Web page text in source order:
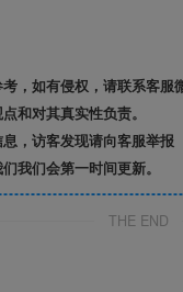
，如有侵权，请联系客服
和对其真实性负责。
，访客发现请向客服举报
我们会第一时间更新。
THE END